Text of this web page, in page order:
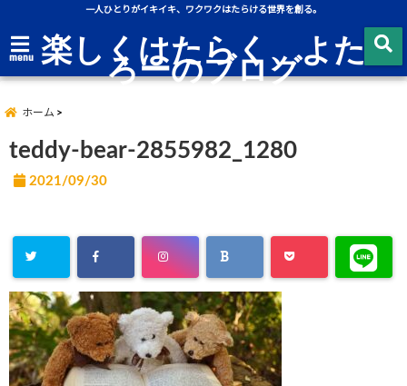
一人ひとりがイキイキ、ワクワクはたらける世界を創る。
menu 楽しくはたらく、よた
ろーのブログ
ホーム
teddy-bear-2855982_1280
2021/09/30